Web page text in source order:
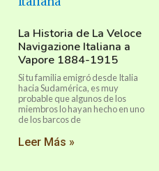
La Historia de La Veloce
Navigazione Italiana a
Vapore 1884-1915
Si tu familia emigró desde Italia
hacia Sudamérica, es muy
probable que algunos de los
miembros lo hayan hecho en uno
de los barcos de
Leer Más »